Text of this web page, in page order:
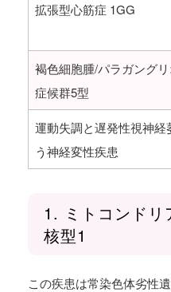
拡張型心筋症 1GG
褐色細胞腫/パラガング
症候群5型
運動失調と遅発性視神経
う神経変性疾患
1. ミトコンド
核型1
この疾患は常染色体劣性